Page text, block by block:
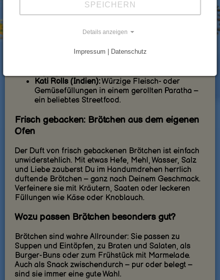
Brötchen (Deutschland):Knusprig und luftig –
unverzichtbar beim Frühstück mit Käse, Wurst
Panecillo (Spanien):Leichte, kleine Brötchen,
Milchbrötchen (Japan):Extra fluffig und leicht
Kati Rolls (Indien):Würzige Fleisch- oder
Gemüsefüllungen in einem gerollten Paratha –
ein beliebtes Streetfood.
Frisch gebacken: Brötchen aus dem eigenen
Ofen
Der Duft von frisch gebackenen Brötchen ist einfach
unwiderstehlich. Mit etwas Hefe, Mehl, Wasser, Salz
und Liebe zauberst Du im Handumdrehen herrlich
duftende Brötchen – ganz nach Deinem Geschmack.
Verfeinere sie mit Kräutern, Saaten oder leckeren
Füllungen wie Käse oder Knoblauch.
Wozu passen Brötchen besonders gut?
Brötchen sind wahre Allrounder: Sie passen zu
Suppen und Eintöpfen, zu Braten und Salaten, als
Burger-Buns oder zum Frühstück mit Marmelade.
Auch als Snack zwischendurch – pur oder belegt –
sind sie immer eine gute Wahl.
SPEICHERN
Details anzeigen
Impressum | Datenschutz